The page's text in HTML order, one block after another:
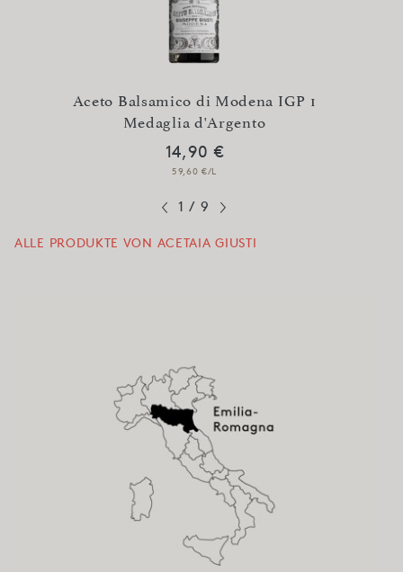
Aceto Balsamico di Modena IGP 1
Medaglia d'Argento
14,90 €
59,60 €/L
1 / 9
ALLE PRODUKTE VON ACETAIA GIUSTI